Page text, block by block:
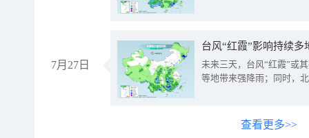
7月27日
台风“红霞”影响持续
未来三天，台风“红霞”或
等地带来强降雨；同时，
查看更多>>